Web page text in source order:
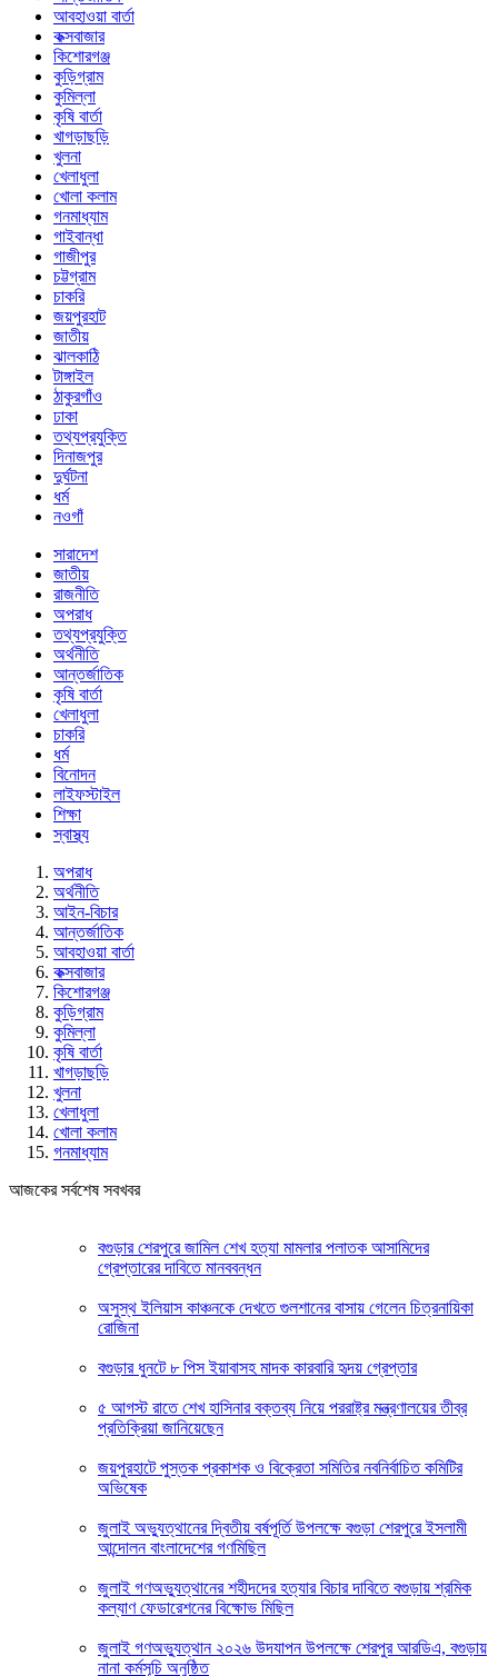
আবহাওয়া বার্তা
কক্সবাজার
কিশোরগঞ্জ
কুড়িগ্রাম
কুমিল্লা
কৃষি বার্তা
খাগড়াছড়ি
খুলনা
খেলাধুলা
খোলা কলাম
গনমাধ্যাম
গাইবান্ধা
গাজীপুর
চট্টগ্রাম
চাকরি
জয়পুরহাট
জাতীয়
ঝালকাঠি
টাঙ্গাইল
ঠাকুরগাঁও
ঢাকা
তথ্যপ্রযুক্তি
দিনাজপুর
দুর্ঘটনা
ধর্ম
নওগাঁ
সারাদেশ
জাতীয়
রাজনীতি
অপরাধ
তথ্যপ্রযুক্তি
অর্থনীতি
আন্তর্জাতিক
কৃষি বার্তা
খেলাধুলা
চাকরি
ধর্ম
বিনোদন
লাইফস্টাইল
শিক্ষা
স্বাস্থ্য
অপরাধ
অর্থনীতি
আইন-বিচার
আন্তর্জাতিক
আবহাওয়া বার্তা
কক্সবাজার
কিশোরগঞ্জ
কুড়িগ্রাম
কুমিল্লা
কৃষি বার্তা
খাগড়াছড়ি
খুলনা
খেলাধুলা
খোলা কলাম
গনমাধ্যাম
আজকের সর্বশেষ সবখবর
বগুড়ার শেরপুরে জামিল শেখ হত্যা মামলার পলাতক আসামিদের
গ্রেপ্তারের দাবিতে মানববন্ধন
অসুস্থ ইলিয়াস কাঞ্চনকে দেখতে গুলশানের বাসায় গেলেন চিত্রনায়িকা
রোজিনা
বগুড়ার ধুনটে ৮ পিস ইয়াবাসহ মাদক কারবারি হৃদয় গ্রেপ্তার
৫ আগস্ট রাতে শেখ হাসিনার বক্তব্য নিয়ে পররাষ্ট্র মন্ত্রণালয়ের তীব্র
প্রতিক্রিয়া জানিয়েছেন
জয়পুরহাটে পুস্তক প্রকাশক ও বিক্রেতা সমিতির নবনির্বাচিত কমিটির
অভিষেক
জুলাই অভ্যুত্থানের দ্বিতীয় বর্ষপূর্তি উপলক্ষে বগুড়া শেরপুরে ইসলামী
আন্দোলন বাংলাদেশের গণমিছিল
জুলাই গণঅভ্যুত্থানের শহীদদের হত্যার বিচার দাবিতে বগুড়ায় শ্রমিক
কল্যাণ ফেডারেশনের বিক্ষোভ মিছিল
জুলাই গণঅভ্যুত্থান ২০২৬ উদযাপন উপলক্ষে শেরপুর আরডিএ, বগুড়ায়
নানা কর্মসূচি অনুষ্ঠিত